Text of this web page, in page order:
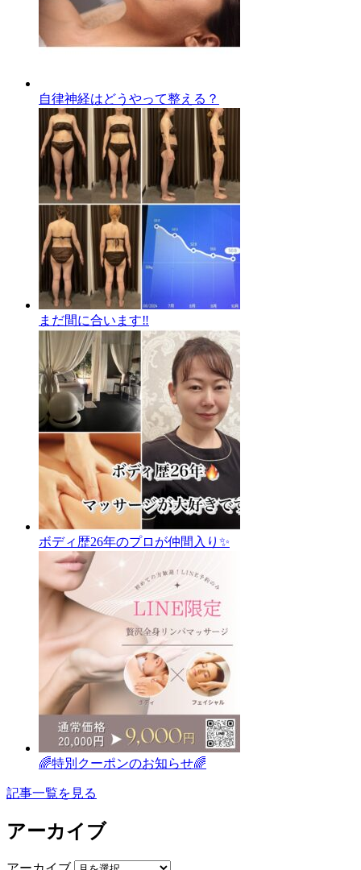
自律神経はどうやって整える？
まだ間に合います‼️
ボディ歴26年のプロが仲間入り✨
🌈特別クーポンのお知らせ🌈
記事一覧を見る
アーカイブ